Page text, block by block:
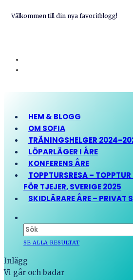
Välkommen till din nya favoritblogg!
HEM & BLOGG
OM SOFIA
TRÄNINGSHELGER 2024-
LÖPARLÄGER I ÅRE
KONFERENS ÅRE
TOPPTURSRESA –
FÖR TJEJER, SVERIGE 2025
SKIDLÄRARE ÅRE – PRIVAT
SE ALLA RESULTAT
Inlägg
Vi går och badar